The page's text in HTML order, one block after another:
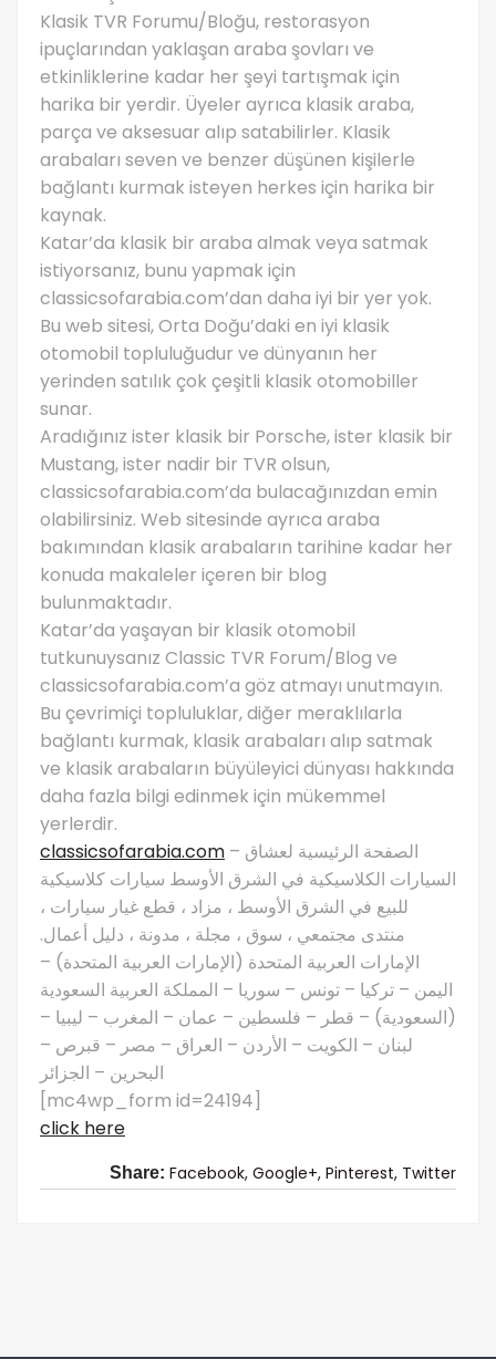
Klasik TVR Forumu/Bloğu, restorasyon
ipuçlarından yaklaşan araba şovları ve
etkinliklerine kadar her şeyi tartışmak için
harika bir yerdir. Üyeler ayrıca klasik araba,
parça ve aksesuar alıp satabilirler. Klasik
arabaları seven ve benzer düşünen kişilerle
bağlantı kurmak isteyen herkes için harika bir
kaynak.
Katar’da klasik bir araba almak veya satmak
istiyorsanız, bunu yapmak için
classicsofarabia.com’dan daha iyi bir yer yok.
Bu web sitesi, Orta Doğu’daki en iyi klasik
otomobil topluluğudur ve dünyanın her
yerinden satılık çok çeşitli klasik otomobiller
sunar.
Aradığınız ister klasik bir Porsche, ister klasik bir
Mustang, ister nadir bir TVR olsun,
classicsofarabia.com’da bulacağınızdan emin
olabilirsiniz. Web sitesinde ayrıca araba
bakımından klasik arabaların tarihine kadar her
konuda makaleler içeren bir blog
bulunmaktadır.
Katar’da yaşayan bir klasik otomobil
tutkunuysanız Classic TVR Forum/Blog ve
classicsofarabia.com’a göz atmayı unutmayın.
Bu çevrimiçi topluluklar, diğer meraklılarla
bağlantı kurmak, klasik arabaları alıp satmak
ve klasik arabaların büyüleyici dünyası hakkında
daha fazla bilgi edinmek için mükemmel
yerlerdir.
classicsofarabia.com – الصفحة الرئيسية لعشاق
السيارات الكلاسيكية في الشرق الأوسط سيارات كلاسيكية
للبيع في الشرق الأوسط ، مزاد ، قطع غيار سيارات ،
منتدى مجتمعي ، سوق ، مجلة ، مدونة ، دليل أعمال.
الإمارات العربية المتحدة (الإمارات العربية المتحدة) –
اليمن – تركيا – تونس – سوريا – المملكة العربية السعودية
(السعودية) – قطر – فلسطين – عمان – المغرب – ليبيا –
لبنان – الكويت – الأردن – العراق – مصر – قبرص –
البحرين – الجزائر
[mc4wp_form id=24194]
click here
Share: Facebook, Google+, Pinterest, Twitter